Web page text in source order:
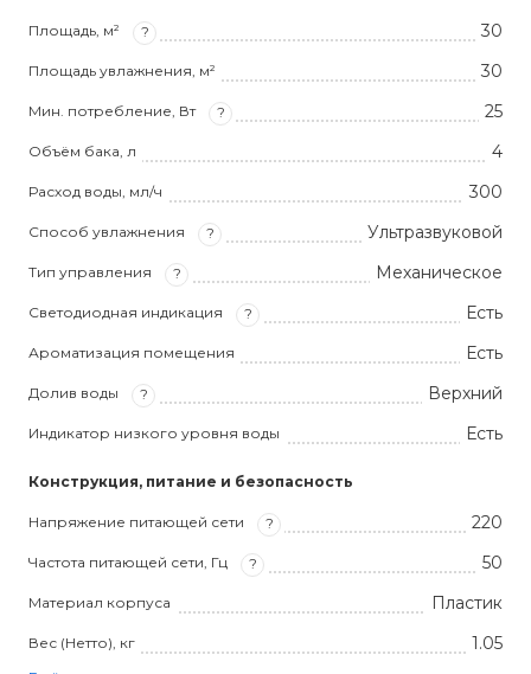
Площадь, м² ? 30
Площадь увлажнения, м² 30
Мин. потребление, Вт ? 25
Объём бака, л 4
Расход воды, мл/ч 300
Способ увлажнения ? Ультразвуковой
Тип управления ? Механическое
Светодиодная индикация ? Есть
Ароматизация помещения Есть
Долив воды ? Верхний
Индикатор низкого уровня воды Есть
Конструкция, питание и безопасность
Напряжение питающей сети ? 220
Частота питающей сети, Гц ? 50
Материал корпуса Пластик
Вес (Нетто), кг 1.05